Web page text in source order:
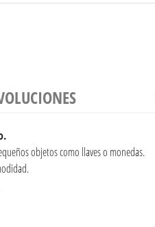
objetos como llaves o monedas.